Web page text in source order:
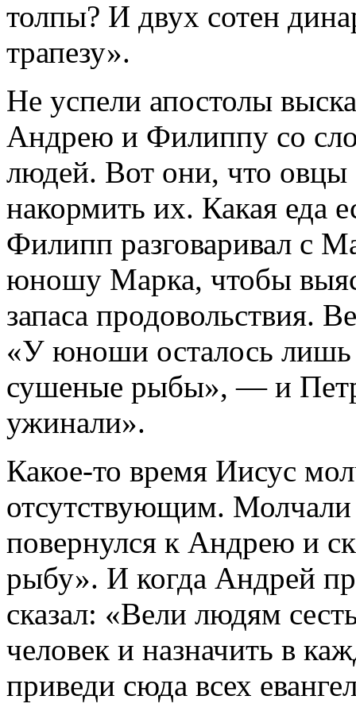
толпы? И двух сотен
трапезу».
Не успели апостолы
Андрею и Филиппу со
людей. Вот они, что овцы
накормить их. Какая еда
Филипп разговаривал с
юношу Марка, чтобы
запаса продовольствия.
«У юноши осталось лишь
сушеные рыбы», — и
ужинали».
Какое-то время Иисус
отсутствующим.
повернулся к Андрею и
рыбу». И когда Андрей
сказал: «Вели людям
человек и назначить в
приведи сюда всех